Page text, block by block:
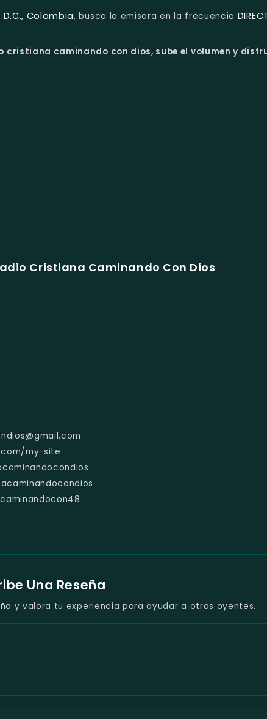
Colombia, busca la emisora en la frecuencia
cristiana caminando con dios, sube el volumen y
Cristiana Caminando Con Dios
my-site
Una Reseña
y valora tu experiencia para ayudar a otros oyentes.